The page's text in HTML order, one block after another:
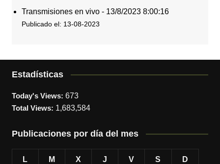
Transmisiones en vivo - 13/8/2023 8:00:16
Publicado el: 13-08-2023
Estadísticas
Today's Views: 673
Total Views: 1,683,584
Publicaciones por día del mes
L M X J V S D